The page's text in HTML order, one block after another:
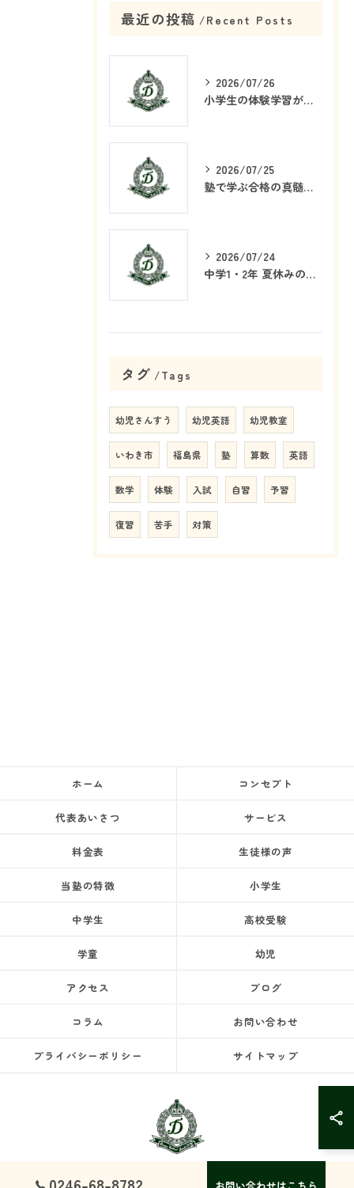
最近の投稿 Recent Posts
2026/07/26
小学生の体験学習が塾で重要な理由
2026/07/25
塾で学ぶ合格の真髄とは何か
2026/07/24
中学1・2年 夏休みの学習戦略
タグ Tags
幼児さんすう 幼児英語 幼児教室
いわき市 福島県 塾 算数 英語
数学 体験 入試 自習 予習
復習 苦手 対策
ホーム コンセプト
代表あいさつ サービス
料金表 生徒様の声
当塾の特徴 小学生
中学生 高校受験
学童 幼児
アクセス ブログ
コラム お問い合わせ
プライバシーポリシー サイトマップ